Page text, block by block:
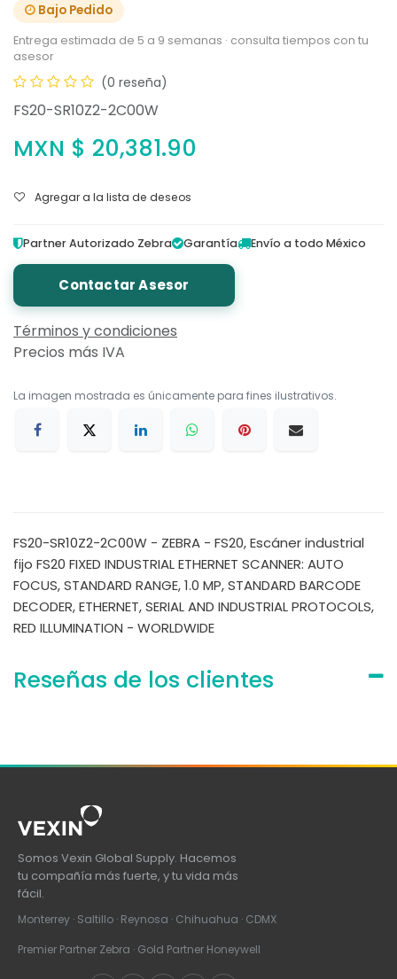
Bajo Pedido
Entrega estimada de 5 a 9 semanas · consulta tiempos con tu
asesor
(0 reseña)
FS20-SR10Z2-2C00W
MXN $ 20,381.90
Agregar a la lista de deseos
Partner Autorizado Zebra Garantía Envío a todo México
Contactar Asesor
Términos y condiciones
Precios más IVA
La imagen mostrada es únicamente para fines ilustrativos.
FS20-SR10Z2-2C00W - ZEBRA - FS20, Escáner industrial
fijo FS20 FIXED INDUSTRIAL ETHERNET SCANNER: AUTO
FOCUS, STANDARD RANGE, 1.0 MP, STANDARD BARCODE
DECODER, ETHERNET, SERIAL AND INDUSTRIAL PROTOCOLS,
RED ILLUMINATION - WORLDWIDE
Reseñas de los clientes
Somos Vexin Global Supply. Hacemos
tu compañía más fuerte, y tu vida más
fácil.
Monterrey · Saltillo · Reynosa · Chihuahua · CDMX
Premier Partner Zebra · Gold Partner Honeywell